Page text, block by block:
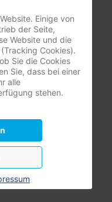
Einige von
der Seite,
Website und die
Cookies).
Sie die Cookies
Sie, dass bei einer
alle
stehen.